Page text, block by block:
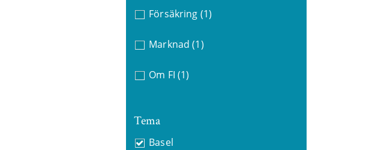
Försäkring (1)
Marknad (1)
Om FI (1)
Tema
Basel